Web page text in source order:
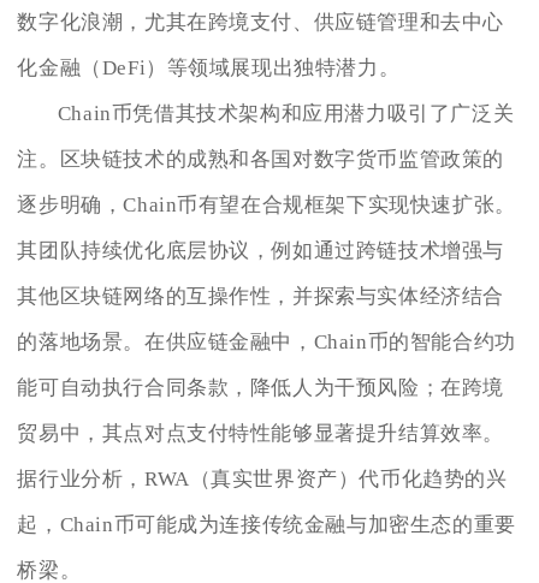
数字化浪潮，尤其在跨境支付、供应链管理和去中心
化金融（DeFi）等领域展现出独特潜力。
Chain币凭借其技术架构和应用潜力吸引了广泛关
注。区块链技术的成熟和各国对数字货币监管政策的
逐步明确，Chain币有望在合规框架下实现快速扩张。
其团队持续优化底层协议，例如通过跨链技术增强与
其他区块链网络的互操作性，并探索与实体经济结合
的落地场景。在供应链金融中，Chain币的智能合约功
能可自动执行合同条款，降低人为干预风险；在跨境
贸易中，其点对点支付特性能够显著提升结算效率。
据行业分析，RWA（真实世界资产）代币化趋势的兴
起，Chain币可能成为连接传统金融与加密生态的重要
桥梁。